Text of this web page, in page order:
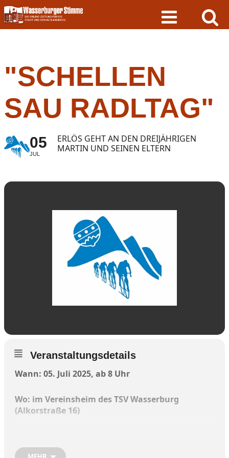
Skip
to
content
"SCHELLEN
SAU RADLTAG"
05
JUL
ERLÖS GEHT AN DEN DREIJÄHRIGEN
MARTIN UND SEINEN ELTERN
Veranstaltungsdetails
Wann: 05. Juli 2025, ab 8 Uhr
Wo: im Vereinsheim des TSV Wasserburg
(Alkorstraße 16)